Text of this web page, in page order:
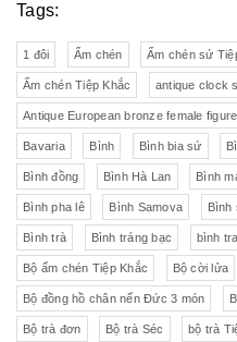
Tags:
1 đôi Ấm chén Ấm chén sứ
Ấm chén Tiệp Khắc antique clock
Antique European bronze female figure
Bavaria Bình Bình bia sứ
Bình đồng Bình Hà Lan Bình
Bình pha lê Bình Samova Bình
Bình trà Bình tráng bạc bình
Bộ ấm chén Tiệp Khắc Bộ cời lửa
Bộ đồng hồ chân nến Đức 3 món
Bộ trà đơn Bộ trà Séc bộ trà